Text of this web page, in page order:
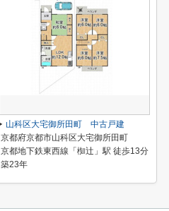
山科区大宅御所田町 中古戸建
京都府京都市山科区大宅御所田町
京都地下鉄東西線「椥辻」駅 徒歩13分
築23年